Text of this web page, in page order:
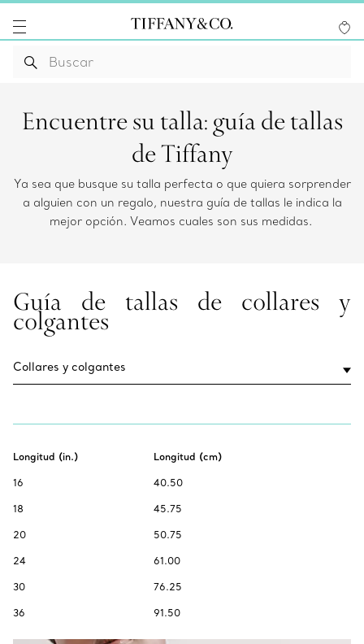
Encuentre su talla: guía de tallas
de Tiffany
Ya sea que busque su talla perfecta o que quiera sorprender
a alguien con un regalo, nuestra guía de tallas le indica la
mejor opción. Veamos cuales son sus medidas.
Guía de tallas de collares y
colgantes
Longitud (in.) Longitud (cm)
16 40.50
18 45.75
20 50.75
24 61.00
30 76.25
36 91.50